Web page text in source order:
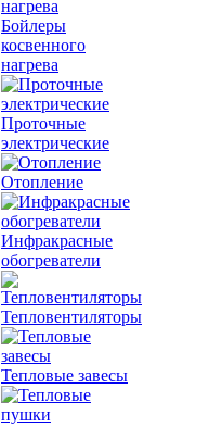
Бойлеры
косвенного
нагрева
Проточные
электрические
Отопление
Инфракрасные
обогреватели
Тепловентиляторы
Тепловые завесы